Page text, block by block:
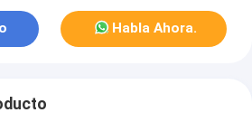
Habla Ahora.